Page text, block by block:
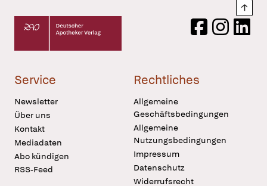
Deutscher Apotheker Verlag Logo
FacebookInstagram
Service
Newsletter
Über uns
Kontakt
Mediadaten
Abo kündigen
RSS-Feed
Rechtliches
Allgemeine
Geschäftsbedingungen
Allgemeine
Nutzungsbedingungen
Impressum
Datenschutz
Widerrufsrecht